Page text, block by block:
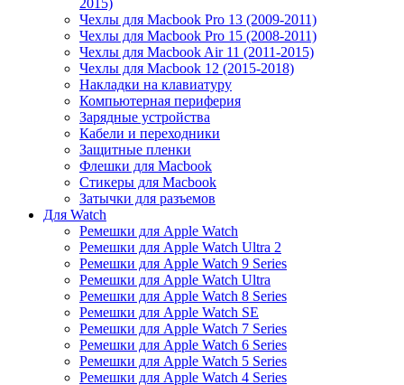
2015)
Чехлы для Macbook Pro 13 (2009-2011)
Чехлы для Macbook Pro 15 (2008-2011)
Чехлы для Macbook Air 11 (2011-2015)
Чехлы для Macbook 12 (2015-2018)
Накладки на клавиатуру
Компьютерная периферия
Зарядные устройства
Кабели и переходники
Защитные пленки
Флешки для Macbook
Стикеры для Macbook
Затычки для разъемов
Для Watch
Ремешки для Apple Watch
Ремешки для Apple Watch Ultra 2
Ремешки для Apple Watch 9 Series
Ремешки для Apple Watch Ultra
Ремешки для Apple Watch 8 Series
Ремешки для Apple Watch SE
Ремешки для Apple Watch 7 Series
Ремешки для Apple Watch 6 Series
Ремешки для Apple Watch 5 Series
Ремешки для Apple Watch 4 Series